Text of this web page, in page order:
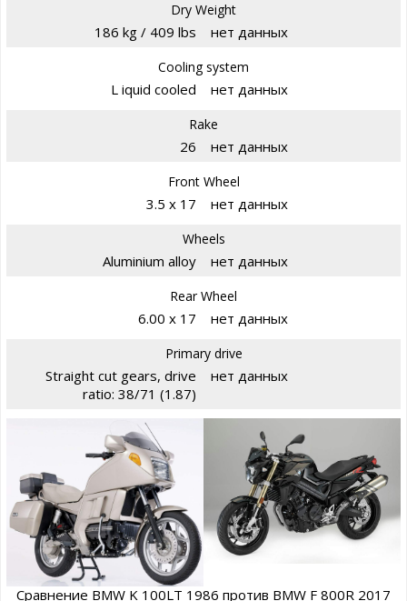
Dry Weight
186 kg / 409 lbs нет данных
Cooling system
L iquid cooled нет данных
Rake
26 нет данных
Front Wheel
3.5 x 17 нет данных
Wheels
Aluminium alloy нет данных
Rear Wheel
6.00 x 17 нет данных
Primary drive
Straight cut gears, drive
ratio: 38/71 (1.87)
нет данных
Сравнение BMW K 100LT 1986 против BMW F 800R 2017